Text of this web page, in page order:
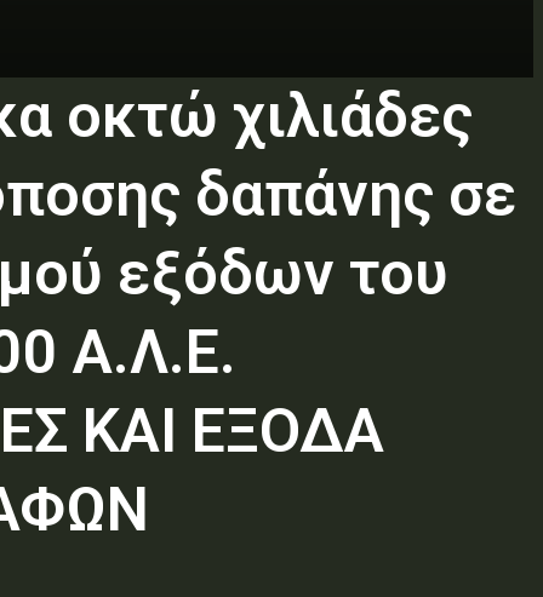
οκτώ χιλιάδες
δαπάνης σε
εξόδων του
Α.Λ.Ε.
ΚΑΙ ΕΞΟΔΑ